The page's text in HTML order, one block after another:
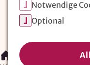
Magazin:
Notwendige
Optional